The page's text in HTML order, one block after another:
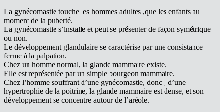
La gynécomastie touche les hommes adultes ,que les enfants au
moment de la puberté.
La gynécomastie s’installe et peut se présenter de façon symétrique
ou non.
Le développement glandulaire se caractérise par une consistance
ferme à la palpation.
Chez un homme normal, la glande mammaire existe.
Elle est représentée par un simple bourgeon mammaire.
Chez l’homme souffrant d’une gynécomastie, donc , d’une
hypertrophie de la poitrine, la glande mammaire est dense, et son
développement se concentre autour de l’aréole.